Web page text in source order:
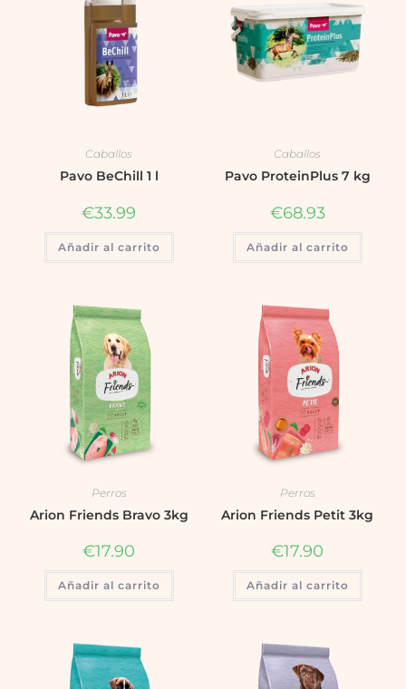
Caballos
Pavo BeChill 1 l
€33.99
Añadir al carrito
Caballos
Pavo ProteinPlus 7 kg
€68.93
Añadir al carrito
Perros
Arion Friends Bravo 3kg
€17.90
Añadir al carrito
Perros
Arion Friends Petit 3kg
€17.90
Añadir al carrito